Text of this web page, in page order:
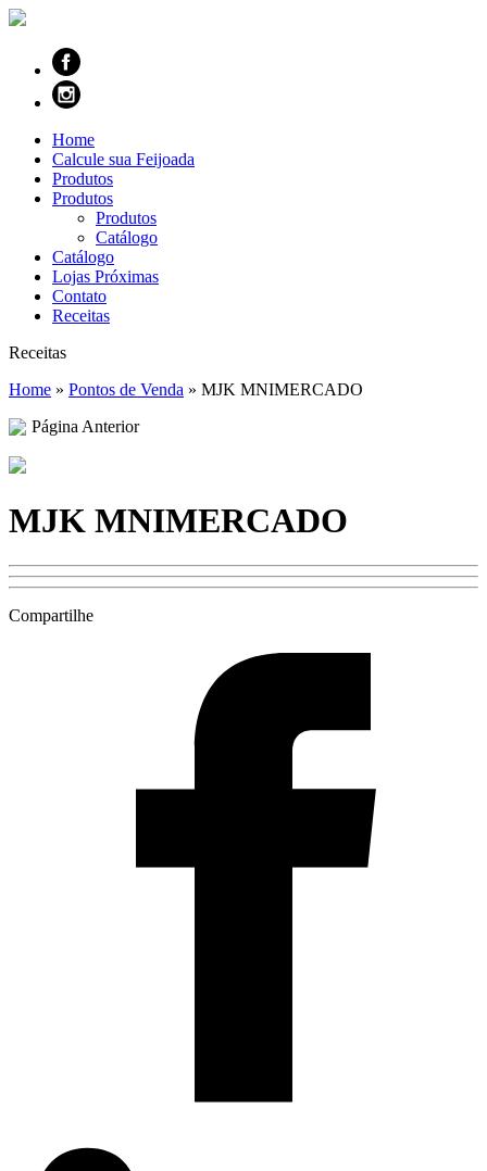
Home
Calcule sua Feijoada
Produtos
Produtos
Produtos
Catálogo
Catálogo
Lojas Próximas
Contato
Receitas
Receitas
Home » Pontos de Venda » MJK MNIMERCADO
Página Anterior
MJK MNIMERCADO
Compartilhe